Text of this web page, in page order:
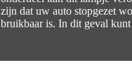
zijn dat uw auto stopgezet
bruikbaar is. In dit geval kunt